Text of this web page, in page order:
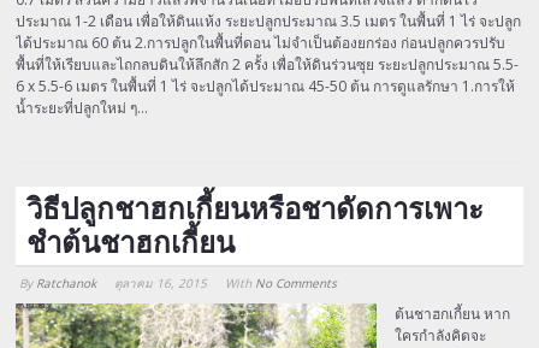
ประมาณ 1-2 เดือน เพื่อให้ดินแห้ง ระยะปลูกประมาณ 3.5 เมตร ในพื้นที่ 1 ไร่ จะปลูก
ได้ประมาณ 60 ต้น 2.การปลูกในพื้นที่ดอน ไม่จำเป็นต้องยกร่อง ก่อนปลูกควรปรับ
พื้นที่ให้เรียบและไถกลบดินให้ลึกสัก 2 ครั้ง เพื่อให้ดินร่วนซุย ระยะปลูกประมาณ 5.5-
6 x 5.5-6 เมตร ในพื้นที่ 1 ไร่ จะปลูกได้ประมาณ 45-50 ต้น การดูแลรักษา 1.การให้
น้ำระยะที่ปลูกใหม่ ๆ…
วิธีปลูกชาฮกเกี้ยนหรือชาดัดการเพาะ
ชำต้นชาฮกเกี้ยน
By Ratchanok ตุลาคม 16, 2015 With No Comments
Array
ต้นชาฮกเกี้ยน หาก
ใครกำลังคิดจะ